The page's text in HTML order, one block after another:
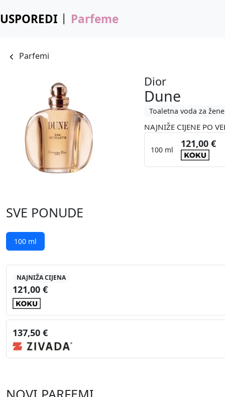
USPOREDI Parfeme
Parfemi
Dior
Dune
Toaletna voda za žene
NAJNIŽE CIJENE PO
100 ml
121,00 €
SVE PONUDE
100 ml
NAJNIŽA CIJENA
121,00 €
137,50 €